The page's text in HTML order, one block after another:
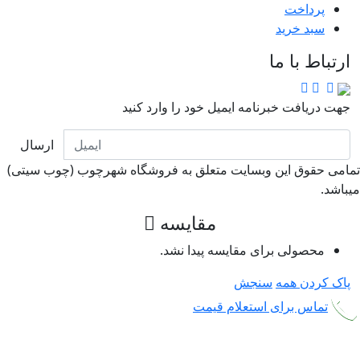
پرداخت
سبد خرید
ارتباط با ما
جهت دریافت خبرنامه ایمیل خود را وارد کنید
ارسال
حقوق این وبسایت متعلق به فروشگاه شهرچوب (چوب سیتی)
مقایسه
محصولی برای مقایسه پیدا نشد.
پاک کردن همهسنجش
تماس برای استعلام قیمت